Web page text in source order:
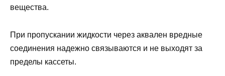
вещества.
При пропускании жидкости через аквален вредные
соединения надежно связываются и не выходят за
пределы кассеты.